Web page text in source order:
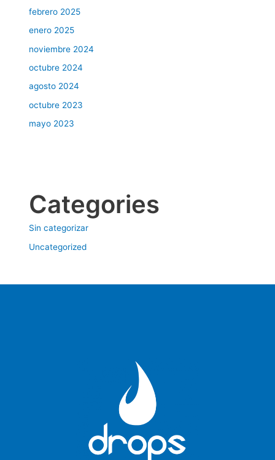
febrero 2025
enero 2025
noviembre 2024
octubre 2024
agosto 2024
octubre 2023
mayo 2023
Categories
Sin categorizar
Uncategorized